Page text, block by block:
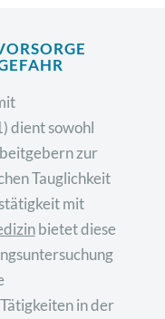
dient sowohl
zur
Tauglichkeit
mit
bietet diese
in der